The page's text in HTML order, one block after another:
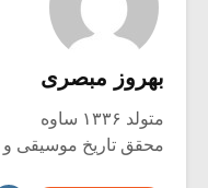
بهروز مبصری
متولد ۱۳۳۶ ساوه
محقق تاریخ موسیقی و